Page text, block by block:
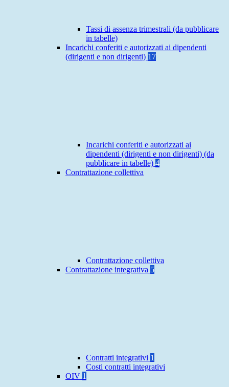
Tassi di assenza trimestrali (da pubblicare
in tabelle)
Incarichi conferiti e autorizzati ai dipendenti
(dirigenti e non dirigenti) 17
Incarichi conferiti e autorizzati ai
dipendenti (dirigenti e non dirigenti) (da
pubblicare in tabelle) 4
Contrattazione collettiva
Contrattazione collettiva
Contrattazione integrativa 5
Contratti integrativi 1
Costi contratti integrativi
OIV 1